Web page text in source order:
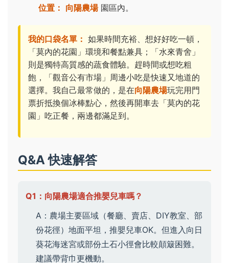
位置： 向陽農場園區內。
我的口袋名單： 如果時間充裕、想好好吃一頓，
「莫內的花園」環境和餐點兼具；「水來青舍」
則是獨特高質感的蔬食體驗。趕時間或想吃粗
飽，「觀音公有市場」周邊小吃是快速又地道的
選擇。我自己最常做的，是在向陽農場玩完用門
票折抵換個冰棒點心，然後再開車去「莫內的花
園」吃正餐，兩邊都滿足到。
Q&A 快速解答
Q1：向陽農場適合推嬰兒車嗎？
A：農場主要區域（餐廳、賣店、DIY教室、部
份花徑）地面平坦，推嬰兒車OK。但進入向日
葵花海迷宮或部份土石小徑會比較顛簸困難。
建議帶背巾更機動。